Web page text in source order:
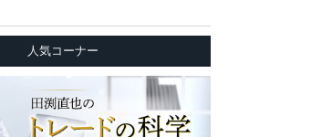
人気コーナー